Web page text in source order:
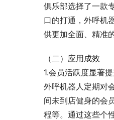
俱乐部选择了一款
口的打通，外呼机
供更加全面、精准
（二）应用成效
1.会员活跃度显著
外呼机器人定期对
间未到店健身的会
程等。通过这些个